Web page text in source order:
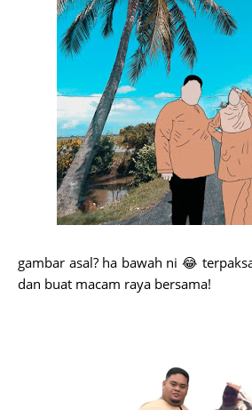
gambar asal? ha bawah ni 😂
dan buat macam raya bersama!